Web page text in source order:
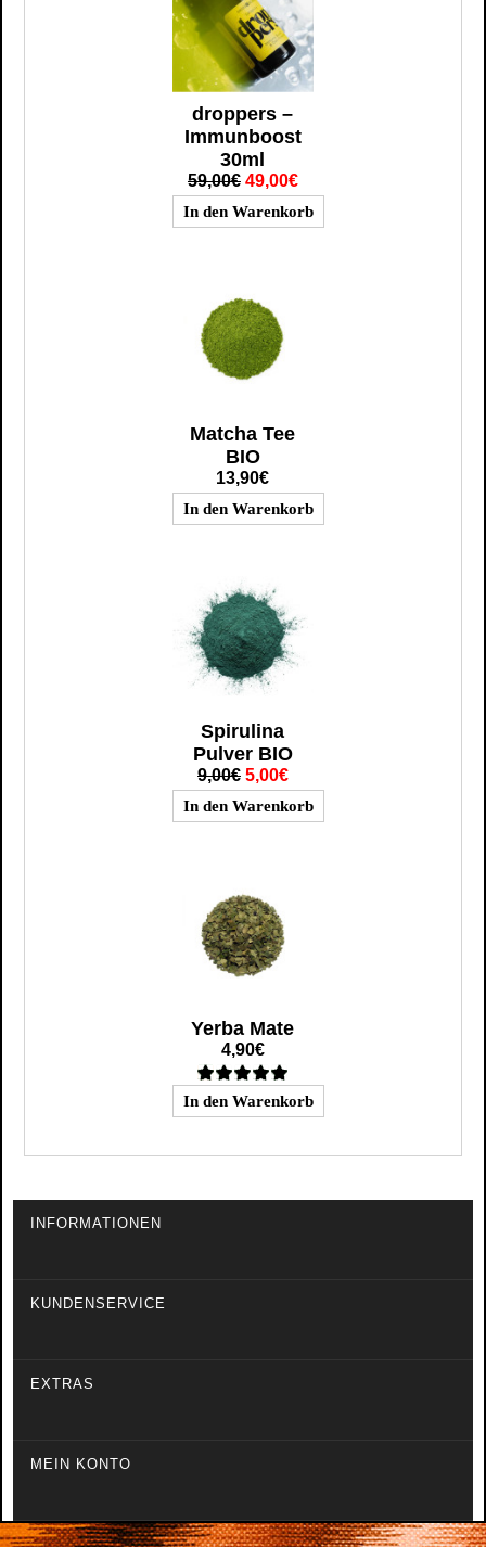
droppers –
Immunboost
30ml
59,00€ 49,00€
Matcha Tee
BIO
13,90€
Spirulina
Pulver BIO
9,00€ 5,00€
Yerba Mate
4,90€
INFORMATIONEN
KUNDENSERVICE
EXTRAS
MEIN KONTO